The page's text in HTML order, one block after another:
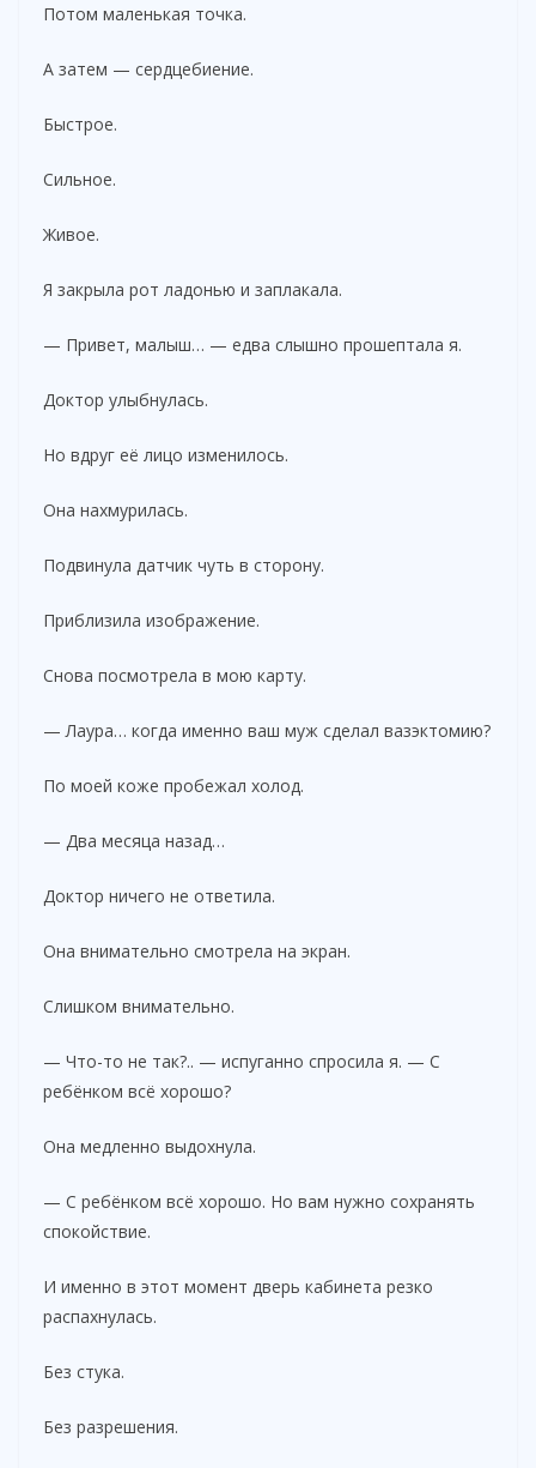
Потом маленькая точка.
А затем — сердцебиение.
Быстрое.
Сильное.
Живое.
Я закрыла рот ладонью и заплакала.
— Привет, малыш… — едва слышно прошептала я.
Доктор улыбнулась.
Но вдруг её лицо изменилось.
Она нахмурилась.
Подвинула датчик чуть в сторону.
Приблизила изображение.
Снова посмотрела в мою карту.
— Лаура… когда именно ваш муж сделал вазэктомию?
По моей коже пробежал холод.
— Два месяца назад…
Доктор ничего не ответила.
Она внимательно смотрела на экран.
Слишком внимательно.
— Что-то не так?.. — испуганно спросила я. — С
ребёнком всё хорошо?
Она медленно выдохнула.
— С ребёнком всё хорошо. Но вам нужно сохранять
спокойствие.
И именно в этот момент дверь кабинета резко
распахнулась.
Без стука.
Без разрешения.